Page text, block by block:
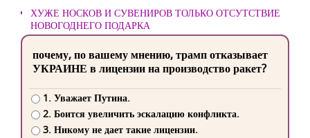
ХУЖЕ НОСКОВ И СУВЕНИРОВ ТОЛЬКО ОТСУТСТВИЕ
НОВОГОДНЕГО ПОДАРКА
почему, по вашему мнению, трамп отказывает
УКРАИНЕ в лицензии на производство ракет?
1. Уважает Путина.
2. Боится увеличить эскалацию конфликта.
3. Никому не дает такие лицензии.